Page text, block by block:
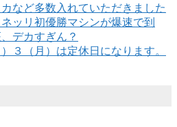
など多数入れていただきました
ッリ初優勝マシンが爆速で到
デカすぎん？
３（月）は定休日になります。